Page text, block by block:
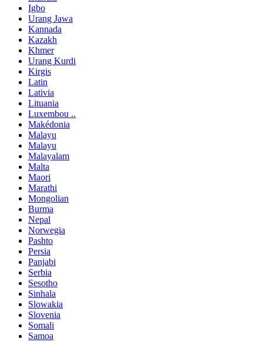
Igbo
Urang Jawa
Kannada
Kazakh
Khmer
Urang Kurdi
Kirgis
Latin
Lativia
Lituania
Luxembou ..
Makédonia
Malayu
Malayu
Malayalam
Malta
Maori
Marathi
Mongolian
Burma
Nepal
Norwegia
Pashto
Persia
Panjabi
Serbia
Sesotho
Sinhala
Slowakia
Slovenia
Somali
Samoa